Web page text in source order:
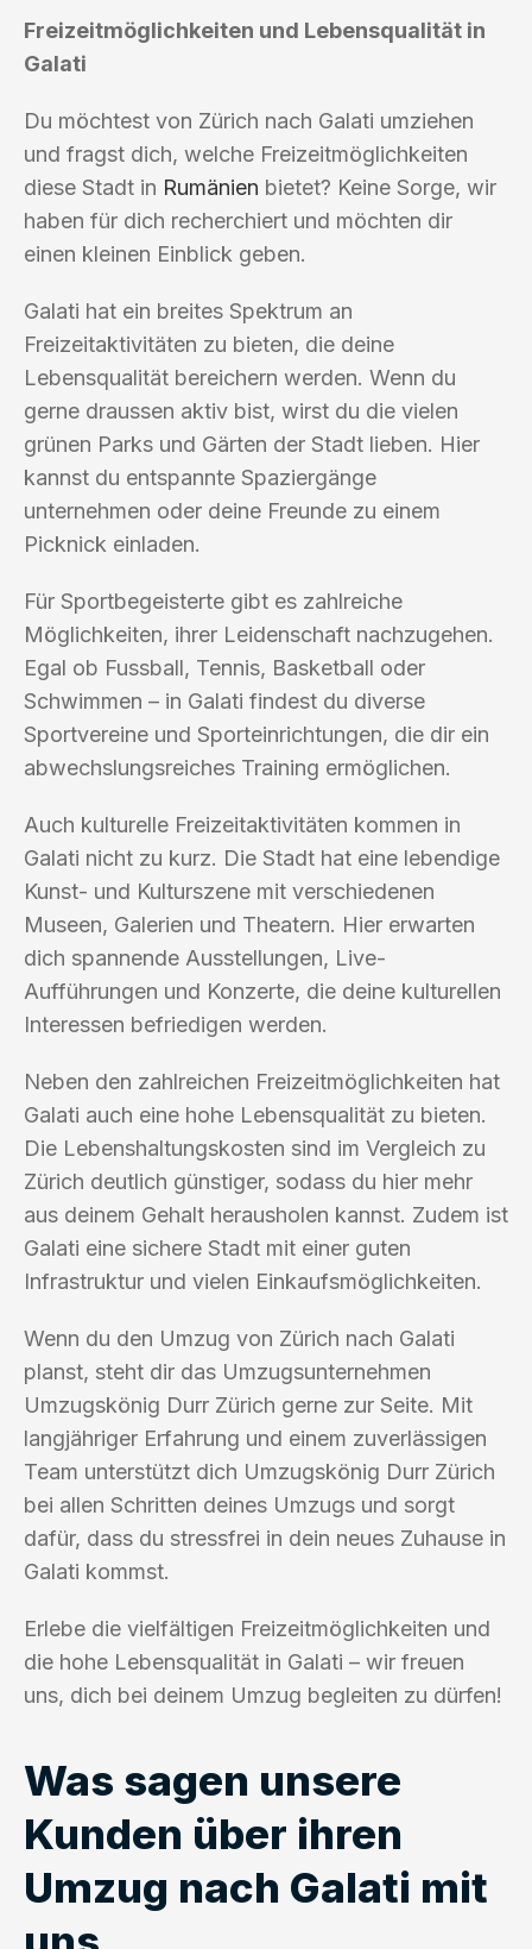
Freizeitmöglichkeiten und Lebensqualität in
Galati
Du möchtest von Zürich nach Galati umziehen
und fragst dich, welche Freizeitmöglichkeiten
diese Stadt in Rumänien bietet? Keine Sorge, wir
haben für dich recherchiert und möchten dir
einen kleinen Einblick geben.
Galati hat ein breites Spektrum an
Freizeitaktivitäten zu bieten, die deine
Lebensqualität bereichern werden. Wenn du
gerne draussen aktiv bist, wirst du die vielen
grünen Parks und Gärten der Stadt lieben. Hier
kannst du entspannte Spaziergänge
unternehmen oder deine Freunde zu einem
Picknick einladen.
Für Sportbegeisterte gibt es zahlreiche
Möglichkeiten, ihrer Leidenschaft nachzugehen.
Egal ob Fussball, Tennis, Basketball oder
Schwimmen – in Galati findest du diverse
Sportvereine und Sporteinrichtungen, die dir ein
abwechslungsreiches Training ermöglichen.
Auch kulturelle Freizeitaktivitäten kommen in
Galati nicht zu kurz. Die Stadt hat eine lebendige
Kunst- und Kulturszene mit verschiedenen
Museen, Galerien und Theatern. Hier erwarten
dich spannende Ausstellungen, Live-
Aufführungen und Konzerte, die deine kulturellen
Interessen befriedigen werden.
Neben den zahlreichen Freizeitmöglichkeiten hat
Galati auch eine hohe Lebensqualität zu bieten.
Die Lebenshaltungskosten sind im Vergleich zu
Zürich deutlich günstiger, sodass du hier mehr
aus deinem Gehalt herausholen kannst. Zudem ist
Galati eine sichere Stadt mit einer guten
Infrastruktur und vielen Einkaufsmöglichkeiten.
Wenn du den Umzug von Zürich nach Galati
planst, steht dir das Umzugsunternehmen
Umzugskönig Durr Zürich gerne zur Seite. Mit
langjähriger Erfahrung und einem zuverlässigen
Team unterstützt dich Umzugskönig Durr Zürich
bei allen Schritten deines Umzugs und sorgt
dafür, dass du stressfrei in dein neues Zuhause in
Galati kommst.
Erlebe die vielfältigen Freizeitmöglichkeiten und
die hohe Lebensqualität in Galati – wir freuen
uns, dich bei deinem Umzug begleiten zu dürfen!
Was sagen unsere
Kunden über ihren
Umzug nach Galati mit